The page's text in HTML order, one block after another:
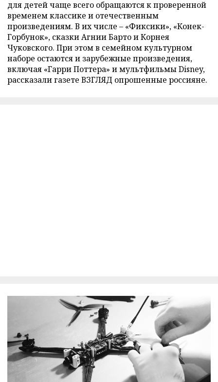
для детей чаще всего обращаются к проверенной
временем классике и отечественным
произведениям. В их числе – «Фиксики», «Конек-
Горбунок», сказки Агнии Барто и Корнея
Чуковского. При этом в семейном культурном
наборе остаются и зарубежные произведения,
включая «Гарри Поттера» и мультфильмы Disney,
рассказали газете ВЗГЛЯД опрошенные россияне.